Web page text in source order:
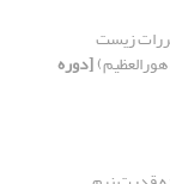
زیست
[دوره